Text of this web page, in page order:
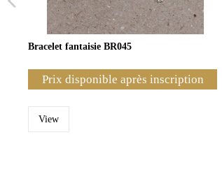
Bracelet fantaisie BR045
Prix disponible après inscription
View